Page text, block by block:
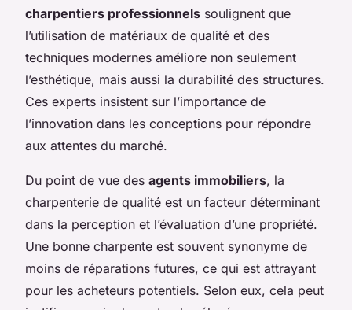
charpentiers professionnels soulignent que
l’utilisation de matériaux de qualité et des
techniques modernes améliore non seulement
l’esthétique, mais aussi la durabilité des structures.
Ces experts insistent sur l’importance de
l’innovation dans les conceptions pour répondre
aux attentes du marché.
Du point de vue des agents immobiliers, la
charpenterie de qualité est un facteur déterminant
dans la perception et l’évaluation d’une propriété.
Une bonne charpente est souvent synonyme de
moins de réparations futures, ce qui est attrayant
pour les acheteurs potentiels. Selon eux, cela peut